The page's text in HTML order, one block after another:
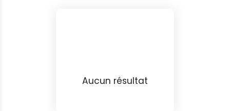
Aucun résultat